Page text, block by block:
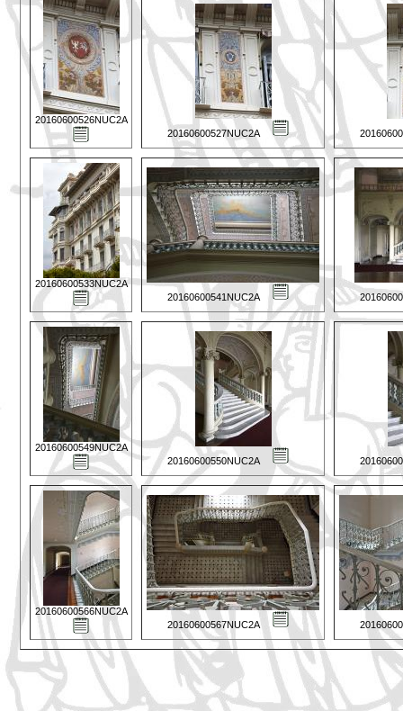
20160600526NUC2A
20160600527NUC2A
20160600533NUC2A
20160600541NUC2A
20160600549NUC2A
20160600550NUC2A
20160600566NUC2A
20160600567NUC2A